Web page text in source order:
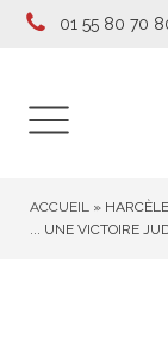
01 55 80 70
ACCUEIL »
... UNE VICTOIRE